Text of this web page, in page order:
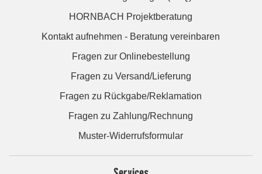
HORNBACH Projektberatung
Kontakt aufnehmen - Beratung vereinbaren
Fragen zur Onlinebestellung
Fragen zu Versand/Lieferung
Fragen zu Rückgabe/Reklamation
Fragen zu Zahlung/Rechnung
Muster-Widerrufsformular